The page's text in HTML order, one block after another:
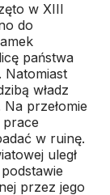
w XIII
do
państwa
Natomiast
władz
przełomie
w ruinę.
uległ
przez jego